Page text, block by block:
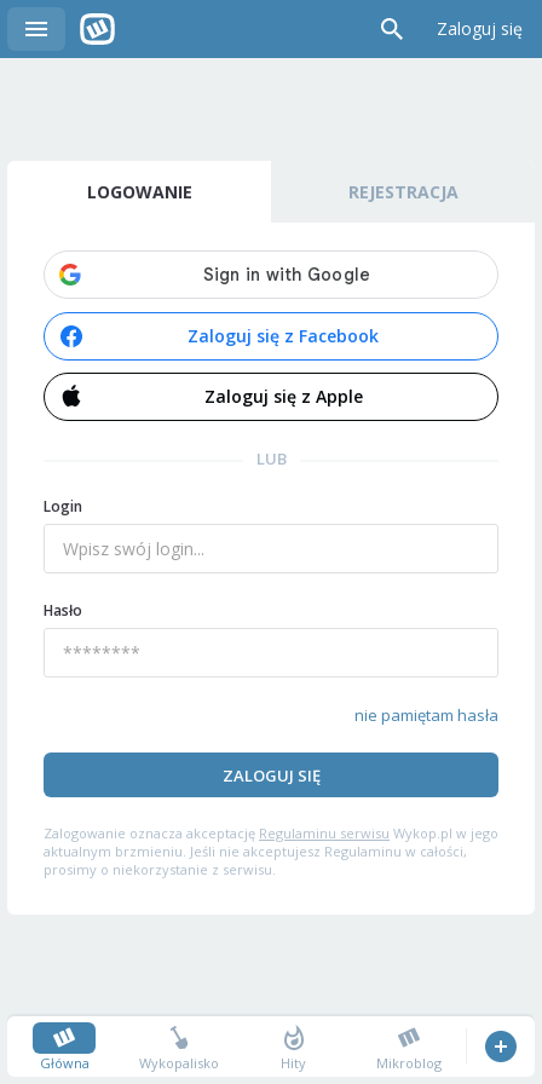
Zaloguj się
LOGOWANIE REJESTRACJA
Zaloguj się z Facebook
Zaloguj się z Apple
LUB
Login
Hasło
nie pamiętam hasła
ZALOGUJ SIĘ
Zalogowanie oznacza akceptację Regulaminu serwisu Wykop.pl w jego
aktualnym brzmieniu. Jeśli nie akceptujesz Regulaminu w całości,
prosimy o niekorzystanie z serwisu.
Główna Wykopalisko Hity Mikroblog